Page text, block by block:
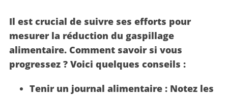
Il est crucial de suivre ses efforts pour
mesurer la réduction du gaspillage
alimentaire.Comment savoir si vous
progressez ? Voici quelques conseils :
Tenir un journal alimentaire :Notez les